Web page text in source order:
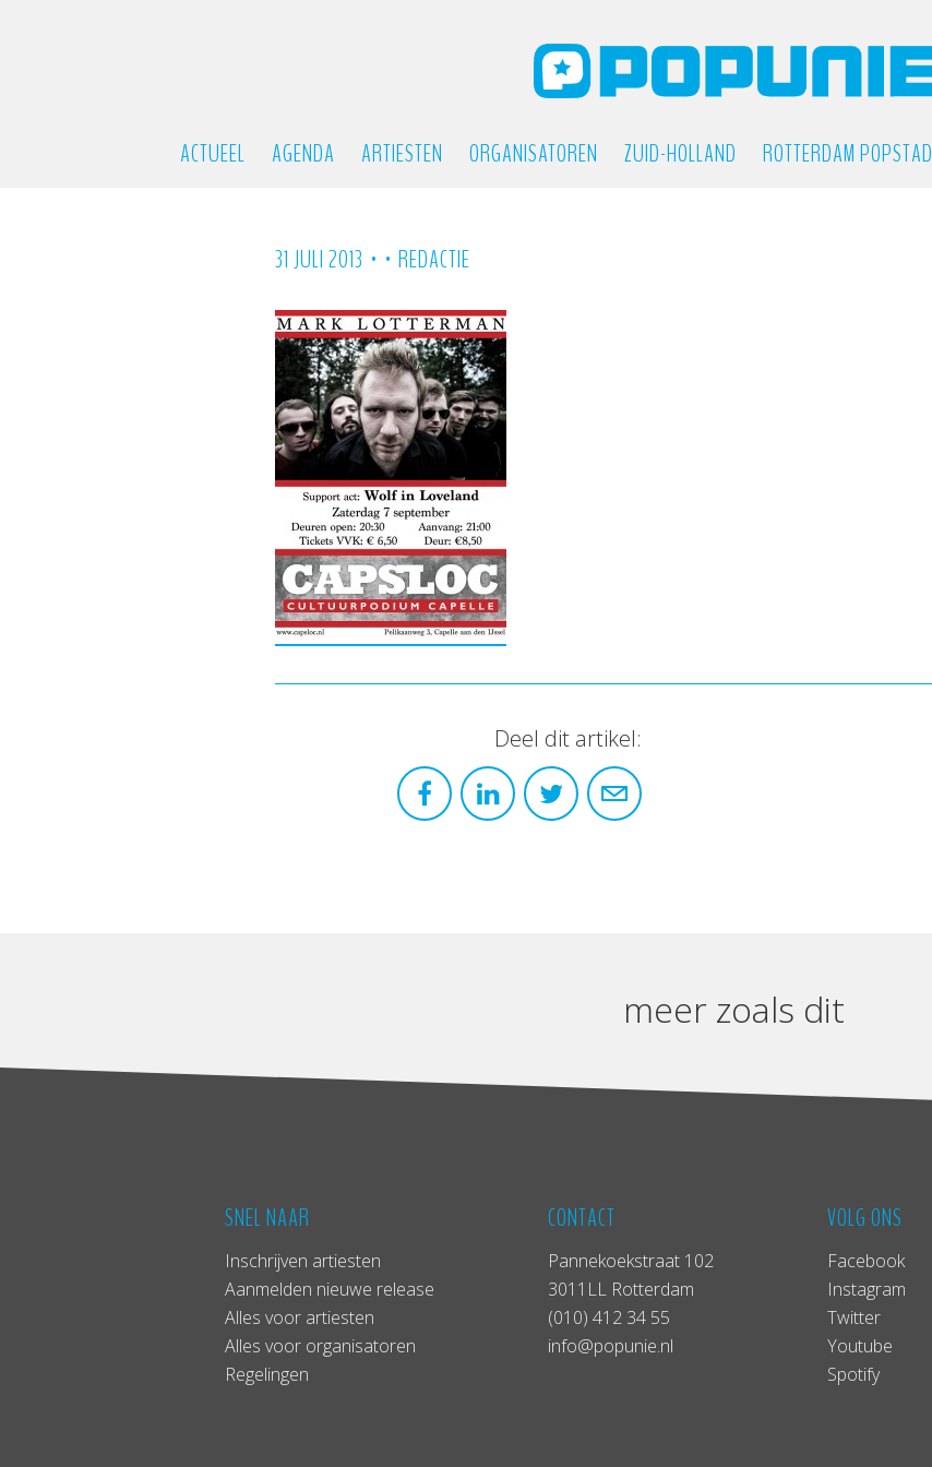
ACTUEEL AGENDA ARTIESTEN ORGANISATOREN ZUID-HOLLAND ROTTERDAM POPSTAD
31 JULI 2013 • • REDACTIE
Deel dit artikel:
meer zoals dit
SNEL NAAR
Inschrijven artiesten
Aanmelden nieuwe release
Alles voor artiesten
Alles voor organisatoren
Regelingen
CONTACT
Pannekoekstraat 102
3011LL Rotterdam
(010) 412 34 55
info@popunie.nl
VOLG ONS
Facebook
Instagram
Twitter
Youtube
Spotify